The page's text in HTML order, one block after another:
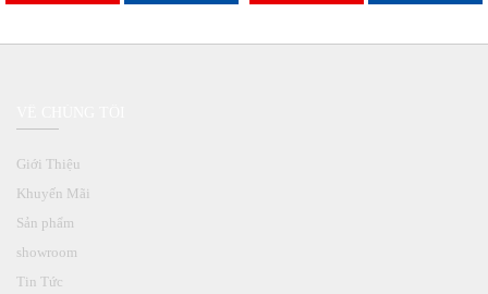
Giới Thiệu
Khuyến Mãi
Sản phẩm
showroom
Tin Tức